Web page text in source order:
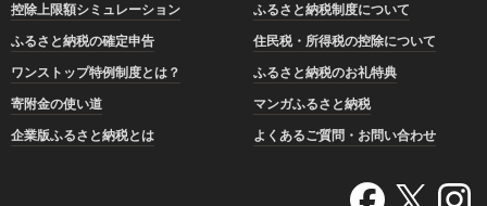
控除上限額シミュレーション
ふるさと納税制度について
ふるさと納税の確定申告
住民税・所得税の控除について
ワンストップ特例制度とは？
ふるさと納税のお礼特典
寄附金の使い道
マンガふるさと納税
企業版ふるさと納税とは
よくあるご質問・お問い合わせ